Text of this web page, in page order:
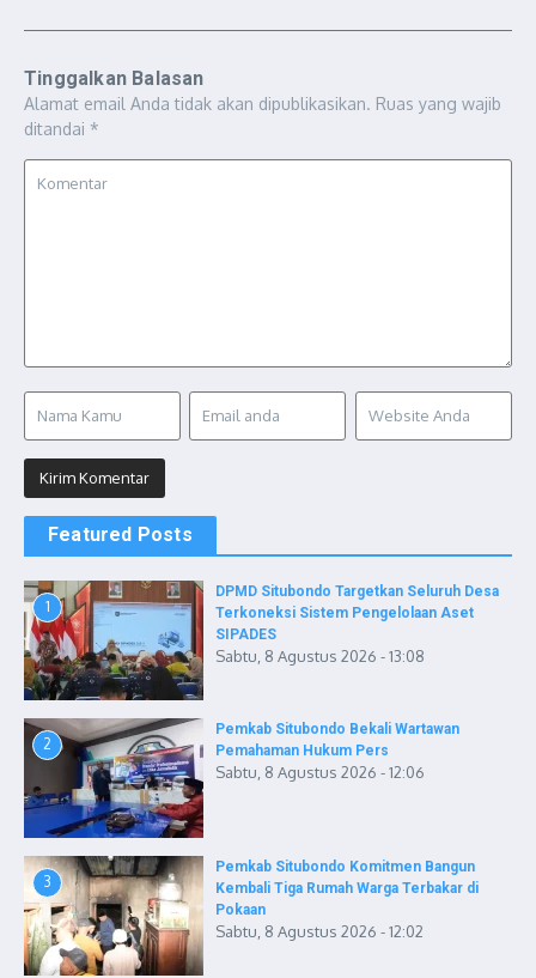
Tinggalkan Balasan
Alamat email Anda tidak akan dipublikasikan. Ruas yang wajib
ditandai *
Featured Posts
1
DPMD Situbondo Targetkan Seluruh Desa
Terkoneksi Sistem Pengelolaan Aset
SIPADES
Sabtu, 8 Agustus 2026 - 13:08
2
Pemkab Situbondo Bekali Wartawan
Pemahaman Hukum Pers
Sabtu, 8 Agustus 2026 - 12:06
3
Pemkab Situbondo Komitmen Bangun
Kembali Tiga Rumah Warga Terbakar di
Pokaan
Sabtu, 8 Agustus 2026 - 12:02